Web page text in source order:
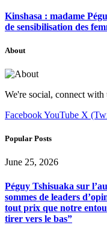
Kinshasa : madame
de sensibilisation des
About
We're social, connect with
FacebookYouTube X
Popular Posts
June 25, 2026
Péguy Tshisuaka sur
sommes de leaders
tout prix que notre
tirer vers le bas”